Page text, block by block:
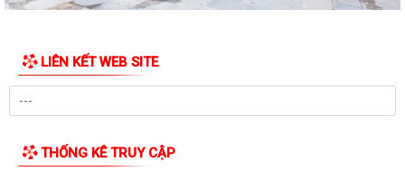
Thông báo về việc công bố thông tin giá vật liệu xây dựng trên địa bàn
Phương án bồi thường hỗ trợ đất nông nghiệp thực hiện Dự án xây
dựng nghĩa trang Đồng Văn và Tiểu...
LIÊN KẾT WEB SITE
THỐNG KÊ TRUY CẬP